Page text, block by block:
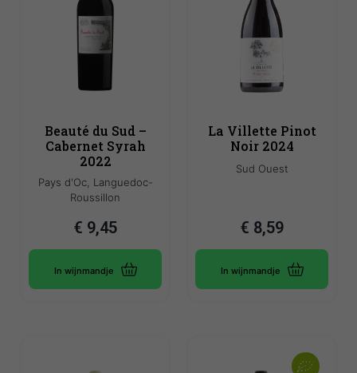
Beauté du Sud –
Cabernet Syrah
2022
Pays d'Oc, Languedoc-
Roussillon
€ 9,45
In wijnmandje
La Villette Pinot
Noir 2024
Sud Ouest
€ 8,59
In wijnmandje